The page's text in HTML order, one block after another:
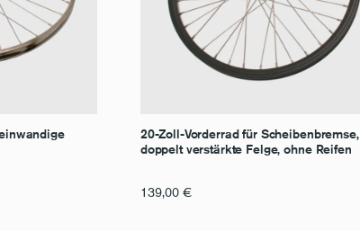
20-Zoll-Vorderrad für Scheibenbremse,
doppelt verstärkte Felge, ohne Reifen
139,00 €